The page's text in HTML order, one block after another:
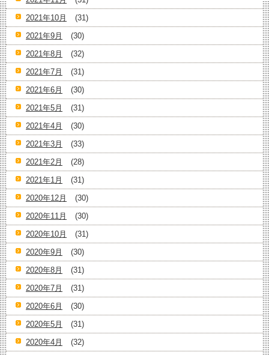
2021年10月
(31)
2021年9月
(30)
2021年8月
(32)
2021年7月
(31)
2021年6月
(30)
2021年5月
(31)
2021年4月
(30)
2021年3月
(33)
2021年2月
(28)
2021年1月
(31)
2020年12月
(30)
2020年11月
(30)
2020年10月
(31)
2020年9月
(30)
2020年8月
(31)
2020年7月
(31)
2020年6月
(30)
2020年5月
(31)
2020年4月
(32)